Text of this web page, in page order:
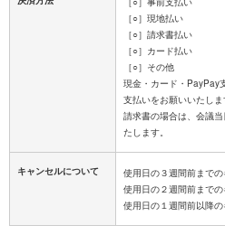
［○］現地払い
［○］請求書払い
［○］カード払い
［○］その他
現金・カード・PayPay
支払いをお願いいたしま
請求書の場合は、会議
キャンセルについて
使用日の３週間前まで
使用日の２週間前まで